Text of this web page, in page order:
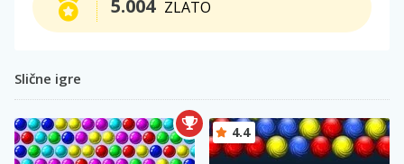
ZLATO
5.004
Slične igre
4.4